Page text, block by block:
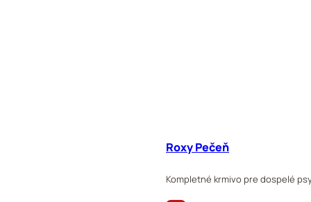
Roxy Pečeň
Kompletné krmivo pre dospelé